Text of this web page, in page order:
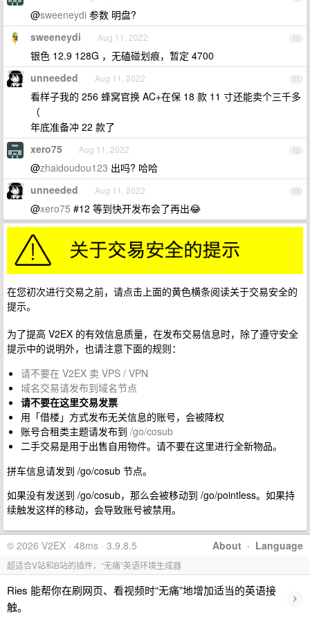
@sweeneydi 参数 明盘?
10
sweeneydi Aug 11, 2022
银色 12.9 128G ，无磕碰划痕，暂定 4700
11
unneeded Aug 11, 2022
看样子我的 256 蜂窝官换 AC+在保 18 款 11 寸还能卖个三千多
（
年底准备冲 22 款了
12
xero75 Aug 11, 2022
@zhaidoudou123 出吗? 哈哈
13
unneeded Aug 11, 2022
@xero75 #12 等到快开发布会了再出😂
在您初次进行交易之前，请点击上面的黄色横条阅读关于交易安全的
提示。
为了提高 V2EX 的有效信息质量，在发布交易信息时，除了遵守安全
提示中的说明外，也请注意下面的规则：
请不要在 V2EX 卖 VPS / VPN
域名交易请发布到域名节点
请不要在这里交易发票
用「借楼」方式发布无关信息的账号，会被降权
账号合租类主题请发布到 /go/cosub
二手交易是用于出售自用物件。请不要在这里进行全新物品。
拼车信息请发到 /go/cosub 节点。
如果没有发送到 /go/cosub，那么会被移动到 /go/pointless。如果持
续触发这样的移动，会导致账号被禁用。
About · Language
© 2026 V2EX · 48ms · 3.9.8.5
超适合V站和B站的插件，“无痛”英语环境生成器
Ries 能帮你在刷网页、看视频时“无痛”地增加适当的英语接
触。
›